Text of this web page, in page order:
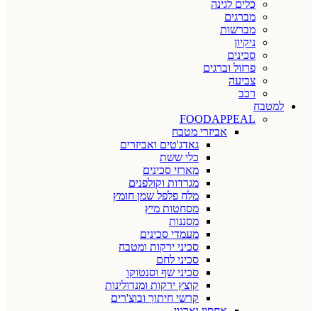
כלים לגינה
מברגים
מברשות
ניקיון
סכינים
פרזול וברגים
צביעה
רכב
למטבח
FOODAPPEAL
אביזרי מטבח
גאדג'טים ואביזרים
כלי ששת
מארזי סכינים
מגרדות וקולפנים
מלח פלפל שמן חומץ
מסחטות מיץ
מסננות
מעמדי סכינים
סכיני ירקות ומטבח
סכיני לחם
סכיני שף וסנטוקו
קוצץ ירקות ומנדולינות
קרשי חיתוך ובוצ'רים